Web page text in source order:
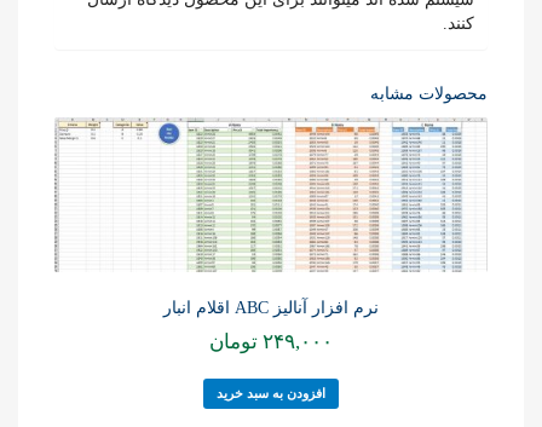
کنند.
محصولات مشابه
نرم افزار آنالیز ABC اقلام انبار
۲۴۹,۰۰۰ تومان
افزودن به سبد خرید